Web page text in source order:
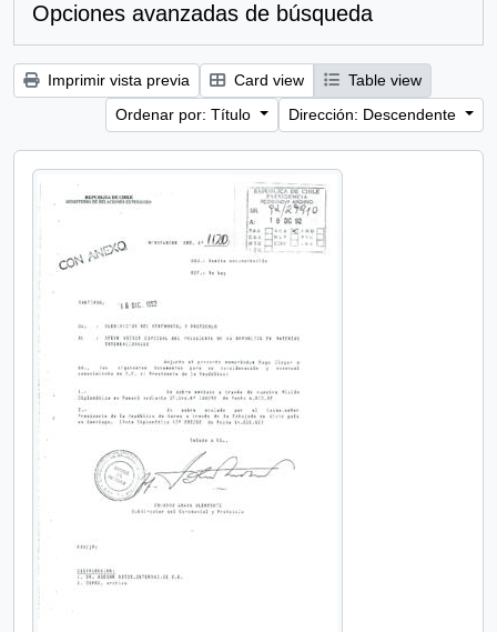
Opciones avanzadas de búsqueda
Imprimir vista previa Card view
Table view
Ordenar por: Título
Dirección: Descendente